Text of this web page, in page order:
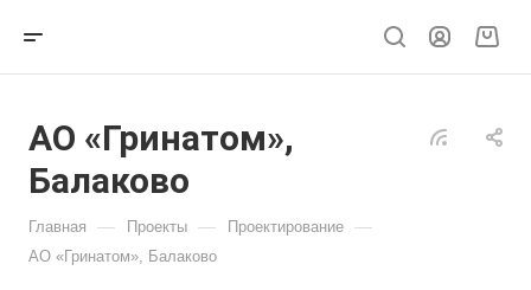
АО «Гринатом»,
Балаково
Главная — Проекты — Проектирование —
АО «Гринатом», Балаково